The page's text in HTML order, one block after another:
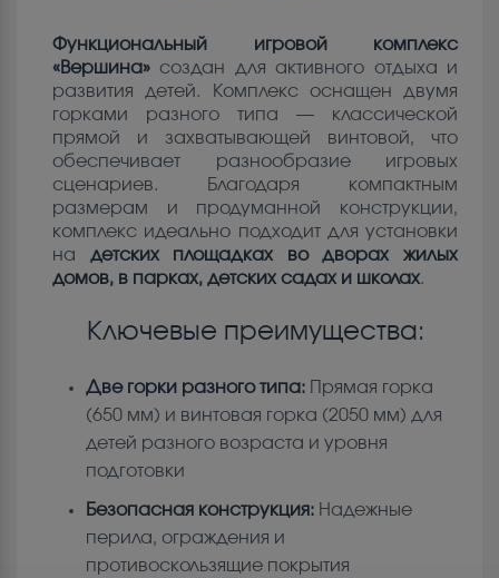
Функциональный игровой комплекс
«Вершина» создан для активного отдыха и
развития детей. Комплекс оснащен двумя
горками разного типа — классической
прямой и захватывающей винтовой, что
обеспечивает разнообразие игровых
сценариев. Благодаря компактным
размерам и продуманной конструкции,
комплекс идеально подходит для установки
на детских площадках во дворах жилых
домов, в парках, детских садах и школах.
Ключевые преимущества:
Две горки разного типа: Прямая горка
(650 мм) и винтовая горка (2050 мм) для
детей разного возраста и уровня
подготовки
Безопасная конструкция: Надежные
перила, ограждения и
противоскользящие покрытия